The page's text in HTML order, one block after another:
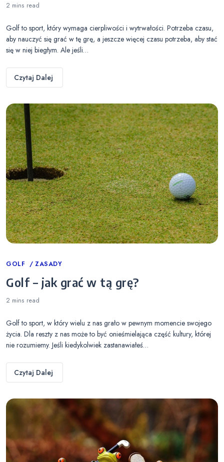
2 mins read
Golf to sport, który wymaga cierpliwości i wytrwałości. Potrzeba czasu,
aby nauczyć się grać w tę grę, a jeszcze więcej czasu potrzeba, aby stać
się w niej biegłym. Ale jeśli…
Czytaj Dalej
Categories
GOLF ZASADY
Golf – jak grać w tą grę?
2 mins read
Golf to sport, w który wielu z nas grało w pewnym momencie swojego
życia. Dla reszty z nas może to być onieśmielająca część kultury, której
nie rozumiemy. Jeśli kiedykolwiek zastanawiałeś…
Czytaj Dalej